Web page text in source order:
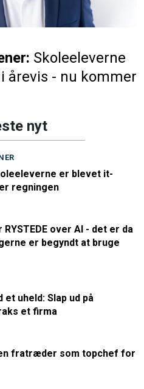
Skoleeleverne
årevis - nu kommer
nyt
er blevet it-
regningen
over AI - det er da
er begyndt at bruge
uheld: Slap ud på
et firma
fratræder som topchef for